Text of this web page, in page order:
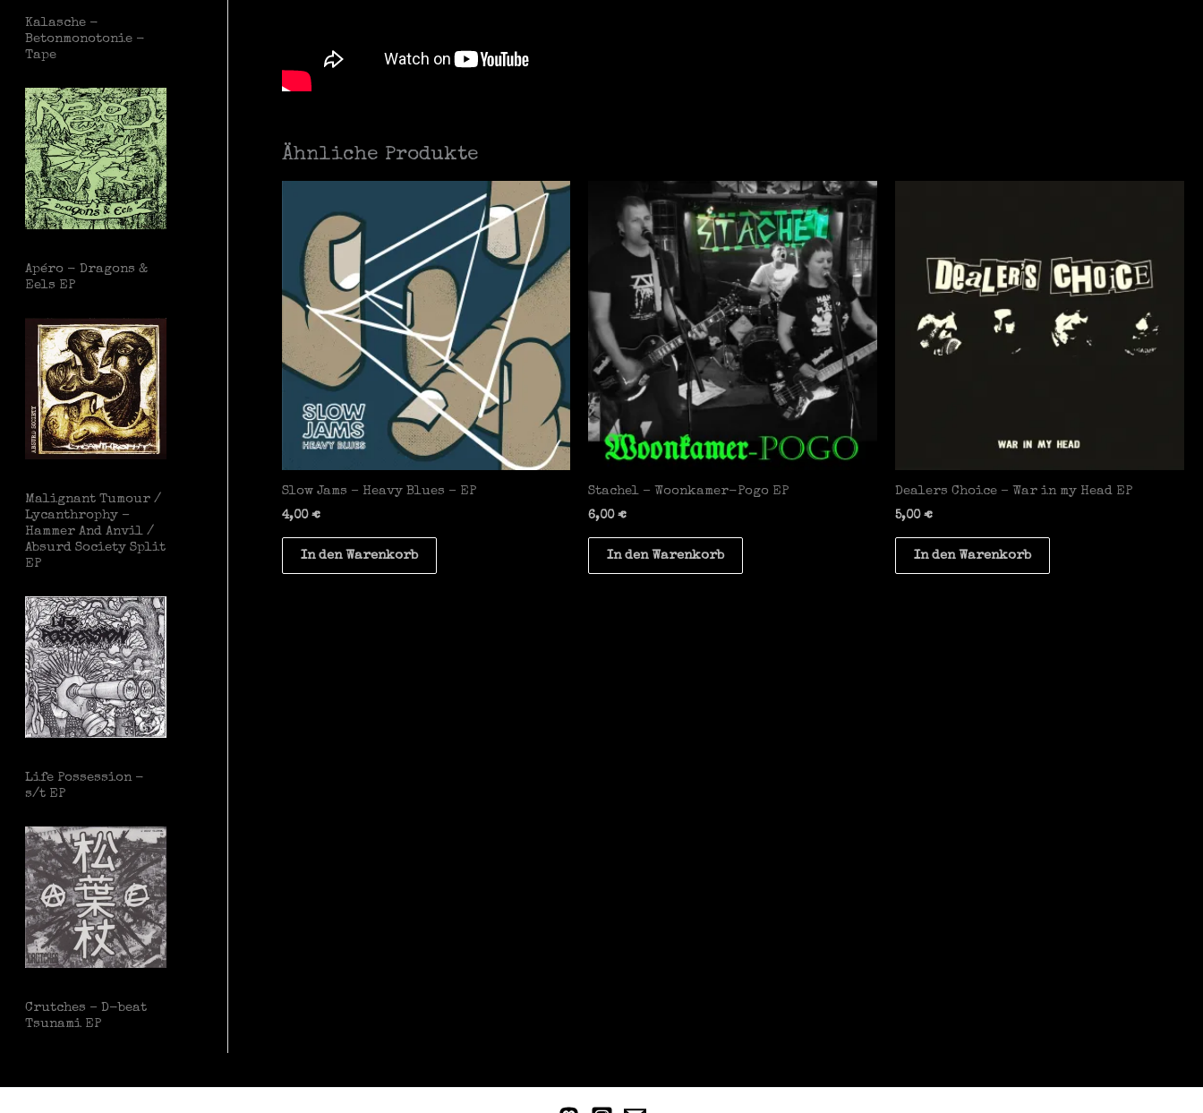
Kalasche -
Betonmonotonie -
Tape
Apéro - Dragons &
Eels EP
Malignant Tumour /
Lycanthrophy –
Hammer And Anvil /
Absurd Society Split
EP
Life Possession -
s/t EP
Crutches – D-beat
Tsunami EP
Ähnliche Produkte
Slow Jams – Heavy Blues – EP
4,00 €
In den Warenkorb
Stachel – Woonkamer-Pogo EP
6,00€
In den Warenkorb
Dealers Choice – War in my Head EP
5,00€
In den Warenkorb